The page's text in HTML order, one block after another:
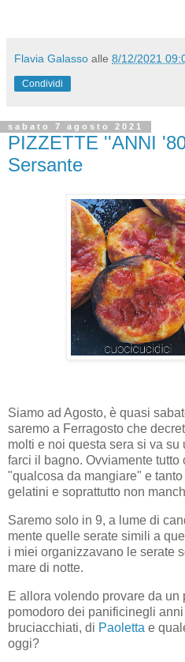
Flavia Galasso alle 8/12/2021
Condividi
sabato 7 agosto 2021
PIZZETTE ''ANNI
Sersante
Siamo ad Agosto, è quasi
saremo a Ferragosto che
molti e noi questa sera si va su
farci il bagno. Ovviamente
"qualcosa da mangiare" e
gelatini e soprattutto non
Saremo solo in 9, a lume di
mente quelle serate simili a
i miei organizzavano le serate
mare di notte.
E allora volendo provare da un
pomodoro dei panificinegli
bruciacchiati, di Paoletta e
oggi?